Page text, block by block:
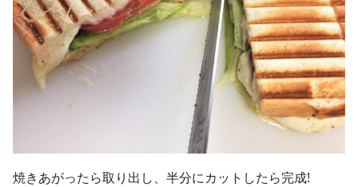
焼きあがったら取り出し、半分にカットしたら完成!